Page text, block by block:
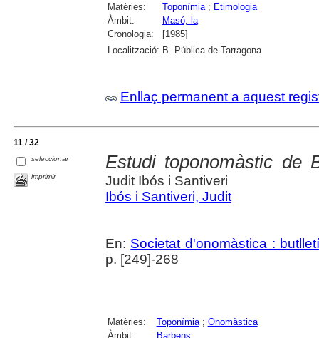
Matèries: Toponímia; Etimologia
Àmbit:
Masó, la
Cronologia:
[1985]
Localització: B. Pública de Tarragona
Enllaç permanent a aquest
11 / 32
seleccionar
imprimir
Estudi toponomàstic de
Judit Ibós i Santiveri
Ibós i Santiveri, Judit
En: Societat d'onomàstica :
p. [249]-268
Matèries: Toponímia; Onomàstica
Àmbit:
Barbens